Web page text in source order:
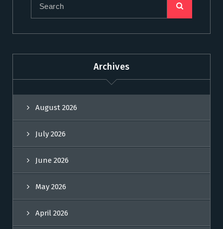
Archives
August 2026
July 2026
June 2026
May 2026
April 2026